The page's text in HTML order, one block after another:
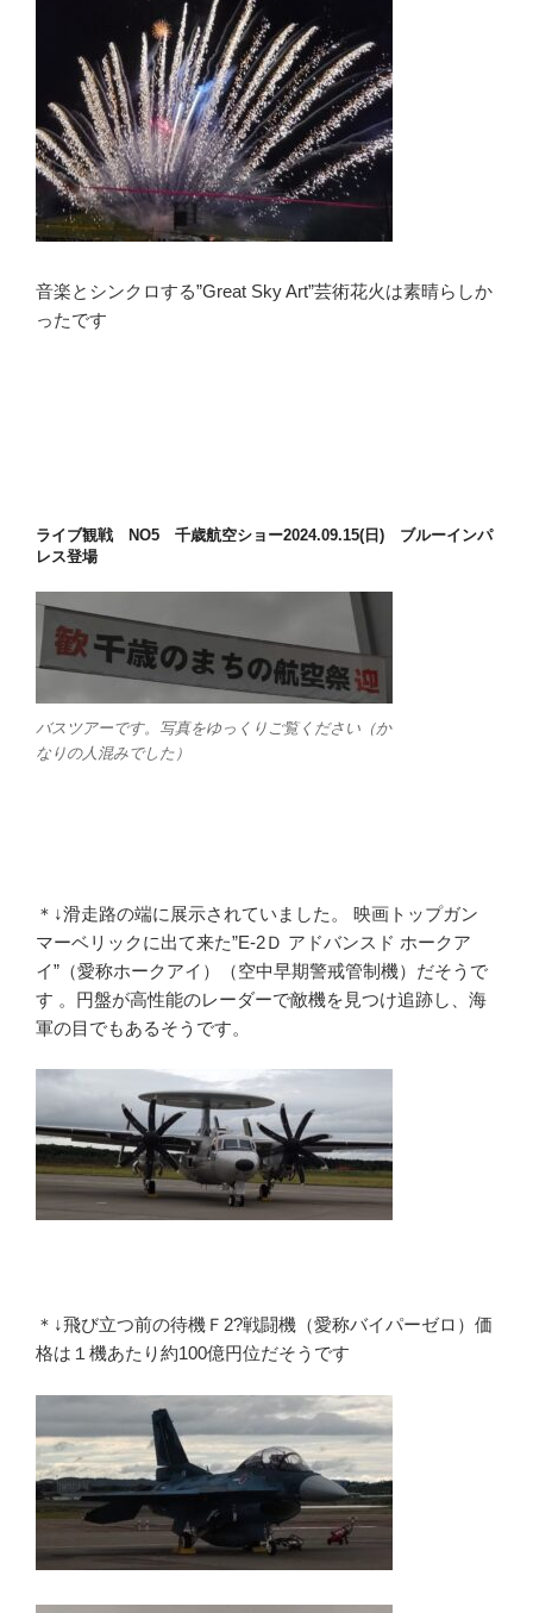
音楽とシンクロする”Great Sky Art”芸術花火は素晴らしか
ったです
ライブ観戦 NO5 千歳航空ショー2024.09.15(日) ブルーインパ
レス登場
バスツアーです。写真をゆっくりご覧ください（か
なりの人混みでした）
＊↓滑走路の端に展示されていました。 映画トップガン
マーベリックに出て来た”E-2Ｄ アドバンスド ホークア
イ”（愛称ホークアイ）（空中早期警戒管制機）だそうで
す 。円盤が高性能のレーダーで敵機を見つけ追跡し、海
軍の目でもあるそうです。
＊↓飛び立つ前の待機Ｆ2?戦闘機（愛称バイパーゼロ）価
格は１機あたり約100億円位だそうです